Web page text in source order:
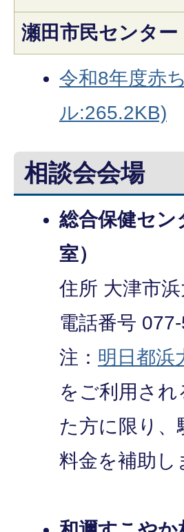
瀬田市民センター
令和8年度赤
ル:265.2KB)
相談会会場
総合保健セン
室）
住所 大津市
電話番号
注： 明日都浜
をご利用さ
た方に限り、
料金を補助し